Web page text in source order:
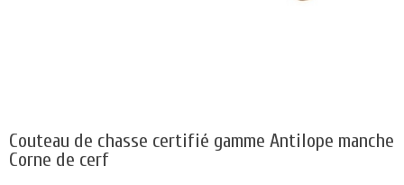
Couteau de chasse certifié gamme Antilope manche
Corne de cerf